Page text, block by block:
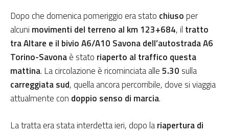
Dopo che domenica pomeriggio era stato chiusoper
alcuni movimenti del terreno al km 123+684, il tratto
tra Altare e il bivio A6/A10 Savona dell’autostrada A6
Torino-Savonaè stato riaperto al traffico questa
mattina. La circolazione è ricominciata alle5.30 sulla
carreggiata sud, quella ancora percorribile, dove si viaggia
attualmente con doppio senso di marcia.
La tratta era stata interdetta ieri, dopo lariapertura di